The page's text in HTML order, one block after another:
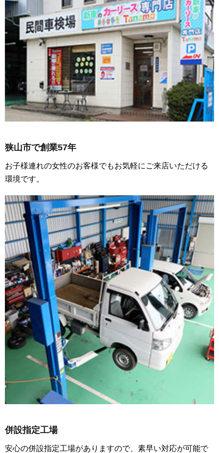
狭山市で創業57年
お子様連れの女性のお客様でもお気軽にご来店いただける
環境です。
併設指定工場
安心の併設指定工場がありますので、素早い対応が可能で